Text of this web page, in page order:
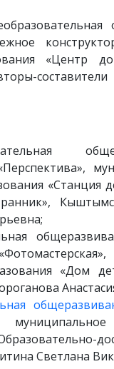
«Центр
«Станция
«Дом
Светлана